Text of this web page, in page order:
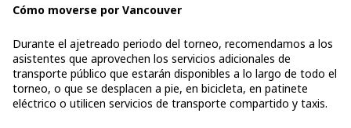
Cómo moverse por Vancouver
Durante el ajetreado periodo del torneo, recomendamos a los
asistentes que aprovechen los servicios adicionales de
transporte público que estarán disponibles a lo largo de todo el
torneo, o que se desplacen a pie, en bicicleta, en patinete
eléctrico o utilicen servicios de transporte compartido y taxis.